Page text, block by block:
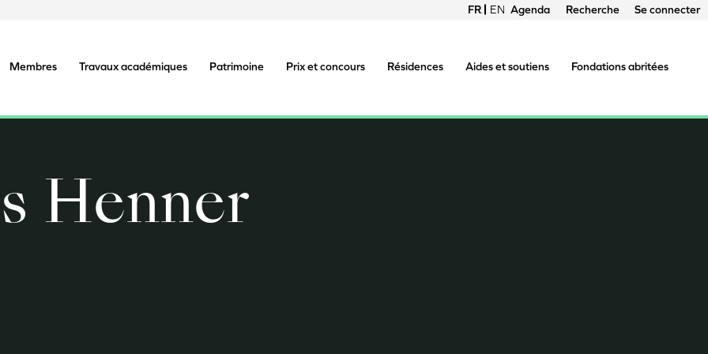
FRANÇAIS
ENGLISH
du
compte
Agenda Recherche Se connecter
Membres Travaux académiques Patrimoine Prix et concours Résidences Aides et soutiens Fondations abritées
Henner